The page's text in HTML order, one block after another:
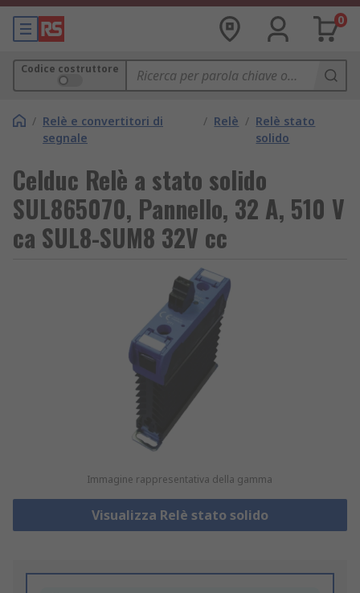
0
Codice costruttore
/ Relè e convertitori di
segnale
/ Relè / Relè stato
solido
Celduc Relè a stato solido
SUL865070, Pannello, 32 A, 510 V
ca SUL8-SUM8 32V cc
Immagine rappresentativa della gamma
Visualizza Relè stato solido